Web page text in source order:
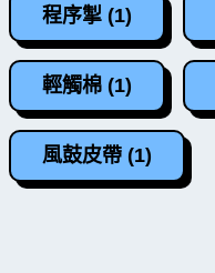
程序掣 (1)
輕觸棉 (1)
風鼓皮帶 (1)